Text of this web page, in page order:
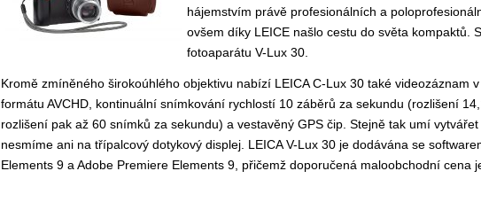
hájemstvím právě profesionálních a
ovšem díky LEICE našlo cestu do světa kompaktů.
fotoaparátu V-Lux 30.
Kromě zmíněného širokoúhlého objektivu nabízí LEICA C-Lux 30 také videozáznam
formátu AVCHD, kontinuální snímkování rychlostí 10 záběrů za sekundu (rozlišení
rozlišení pak až 60 snímků za sekundu) a vestavěný GPS čip. Stejně tak umí
nesmíme ani na třípalcový dotykový displej. LEICA V-Lux 30 je dodávána se
Elements 9 a Adobe Premiere Elements 9, přičemž doporučená maloobchodní cena